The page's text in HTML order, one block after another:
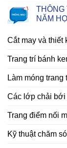
THÔNG
NĂM
Cắt may và thiết
Trang trí bánh
Làm móng trang
Các lớp chải bới
Trang điểm nối
Kỹ thuật chăm